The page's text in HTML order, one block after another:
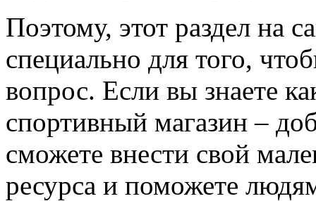
Поэтому, этот раздел на
специально для того,
вопрос. Если вы знаете
спортивный магазин –
сможете внести свой
ресурса и поможете